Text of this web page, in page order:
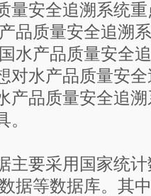
量安全追溯系统
品质量安全追溯
水产品质量安全
对水产品质量安
产品质量安全追
要采用国家统计
据等数据库。其